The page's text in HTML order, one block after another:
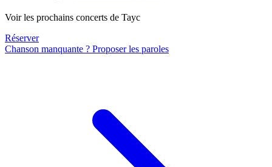
Voir les prochains concerts de Tayc
Réserver
Chanson manquante ? Proposer les paroles